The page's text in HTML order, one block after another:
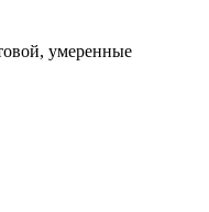
умеренные